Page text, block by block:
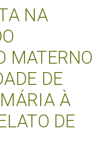
NA
MATERNO
DE
À
DE